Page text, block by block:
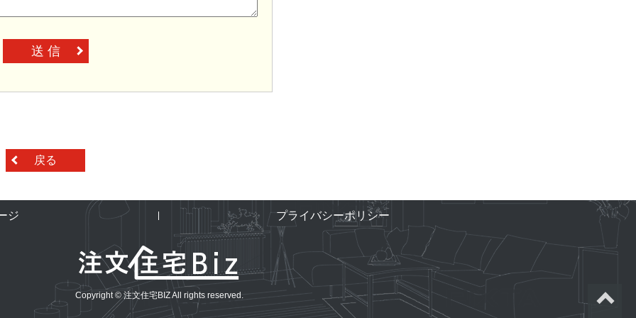
送 信
戻る
ジ プライバシーポリシー
Copyright © 注文住宅BIZ All rights reserved.